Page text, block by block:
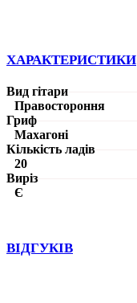
ХАРАКТЕРИСТИКИ
Вид гітари
Правостороння
Гриф
Махагоні
Кількість ладів
20
Виріз
Є
ВІДГУКІВ